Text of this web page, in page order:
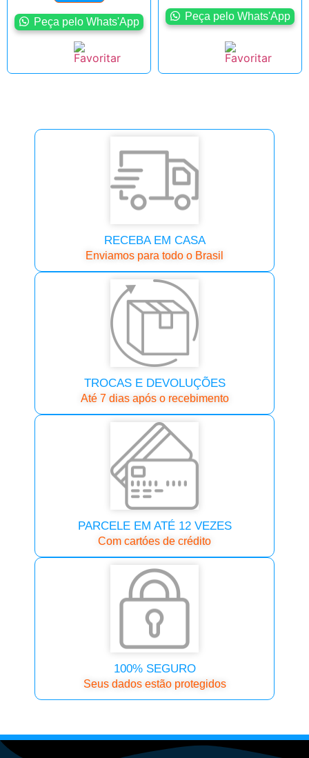
Peça pelo Whats'App Peça pelo Whats'App
RECEBA EM CASA
Enviamos para todo o Brasil
TROCAS E DEVOLUÇÕES
Até 7 dias após o recebimento
PARCELE EM ATÉ 12 VEZES
Com cartóes de crédito
100% SEGURO
Seus dados estão protegidos